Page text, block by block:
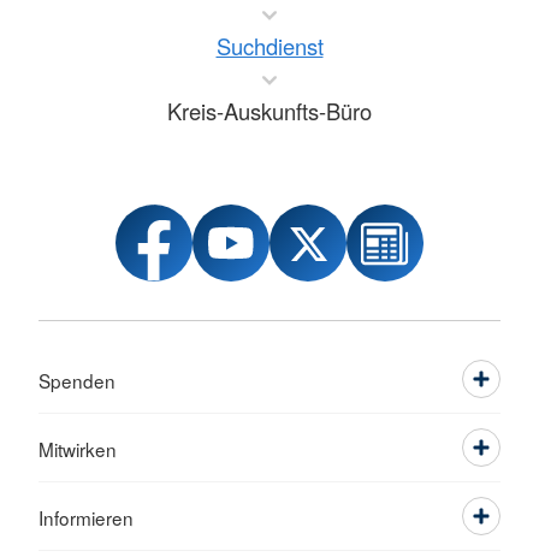
Suchdienst
Kreis-Auskunfts-Büro
Spenden
Mitwirken
Informieren